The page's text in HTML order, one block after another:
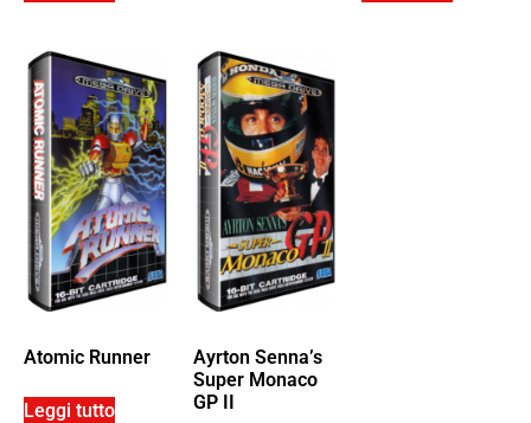
Atomic Runner
Leggi tutto
Ayrton Senna’s
Super Monaco
GP II